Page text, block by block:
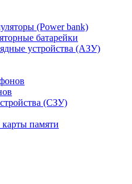
(Power bank)
батарейки
устройства (АЗУ)
(СЗУ)
памяти